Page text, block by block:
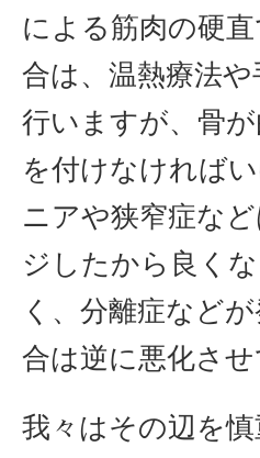
による筋肉の硬
合は、温熱療法
行いますが、骨
を付けなければ
ニアや狭窄症な
ジしたから良く
く、分離症など
合は逆に悪化させ
我々はその辺を